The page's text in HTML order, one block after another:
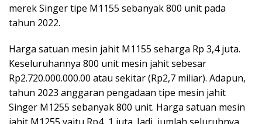
merek Singer tipe M1155 sebanyak 800 unit pada
tahun 2022.
Harga satuan mesin jahit M1155 seharga Rp 3,4 juta.
Keseluruhannya 800 unit mesin jahit sebesar
Rp2.720.000.000.00 atau sekitar (Rp2,7 miliar). Adapun,
tahun 2023 anggaran pengadaan tipe mesin jahit
Singer M1255 sebanyak 800 unit. Harga satuan mesin